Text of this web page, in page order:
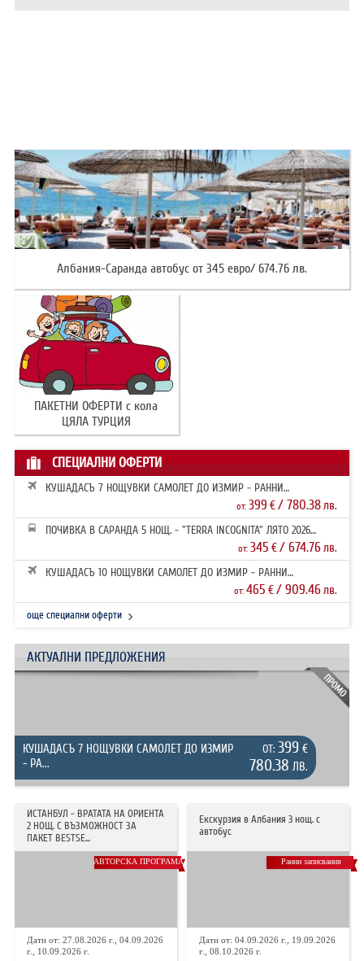
ЗА НАС
КОНТАКТИ
ОБЩИ УСЛОВИЯ ПАКЕТНИ
ПЪТУВАНИЯ
ПОЛИТИКА ЗА ПОВЕРИТЕЛНОСТ
Албания-Саранда автобус от 345 евро/ 674.76 лв.
ПАКЕТНИ ОФЕРТИ с кола
ЦЯЛА ТУРЦИЯ
СПЕЦИАЛНИ ОФЕРТИ
КУШАДАСЪ 7 НОЩУВКИ САМОЛЕТ ДО ИЗМИР - РАННИ
от:399 €/ 780.38лв.
ПОЧИВКА В САРАНДА 5 НОЩ. - "TERRA INCOGNITA" ЛЯТО 2026
от:345 €/ 674.76лв.
КУШАДАСЪ 10 НОЩУВКИ САМОЛЕТ ДО ИЗМИР - РАННИ
от:465 €/ 909.46лв.
още специални оферти
АКТУАЛНИ ПРЕДЛОЖЕНИЯ
КУШАДАСЪ 7 НОЩУВКИ САМОЛЕТ ДО ИЗМИР
- РА...
ОТ: 399 €
780.38 ЛВ.
ИСТАНБУЛ - ВРАТАТА НА ОРИЕНТА
2 НОЩ. С ВЪЗМОЖНОСТ ЗА
ПАКЕТ BESTSE...
АВТОРСКА ПРОГРАМА
Дати от: 27.08.2026 г., 04.09.2026
г., 10.09.2026 г.
Екскурзия в Албания 3 нощ. с
автобус
Ранни записвания
Дати от: 04.09.2026 г., 19.09.2026
г., 08.10.2026 г.